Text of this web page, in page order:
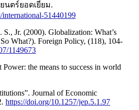
นตร์ยอดเยี่ยม.
51440199
Jr. (2000). Globalization: What’s
What?). Foreign Policy, (118), 104-
1149673
the means to success in world
Journal of Economic
https://doi.org/10.1257/jep.5.1.97